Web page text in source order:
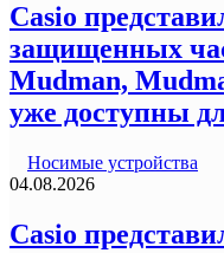
Casio
защищенных
Mudman,
уже доступны
Носимые устройства
04.08.2026
Casio